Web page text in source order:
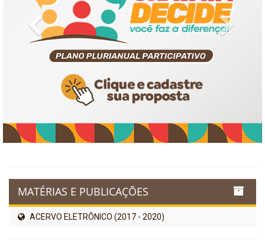
Previous
MATÉRIAS E PUBLICAÇÕES
ACERVO ELETRÔNICO (2017 - 2020)